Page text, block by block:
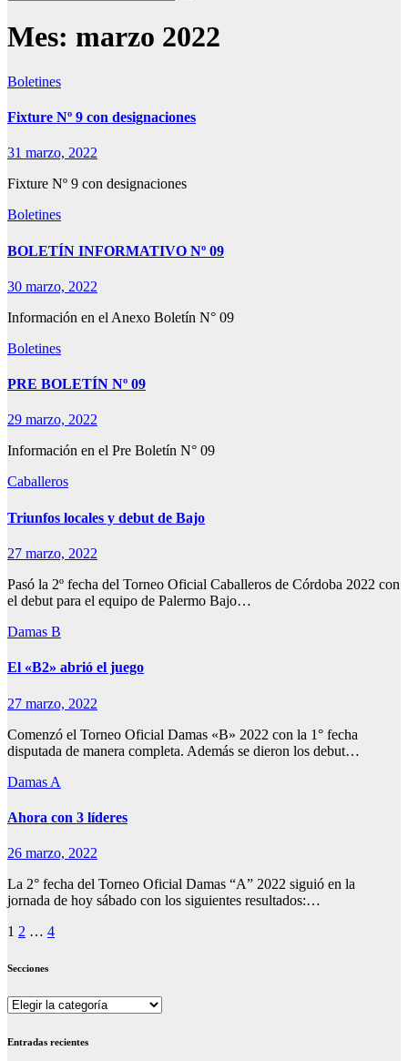
Mes: marzo 2022
Boletines
Fixture Nº 9 con designaciones
31 marzo, 2022
Fixture Nº 9 con designaciones
Boletines
BOLETÍN INFORMATIVO Nº 09
30 marzo, 2022
Información en el Anexo Boletín N° 09
Boletines
PRE BOLETÍN Nº 09
29 marzo, 2022
Información en el Pre Boletín N° 09
Caballeros
Triunfos locales y debut de Bajo
27 marzo, 2022
Pasó la 2º fecha del Torneo Oficial Caballeros de Córdoba 2022 con
el debut para el equipo de Palermo Bajo…
Damas B
El «B2» abrió el juego
27 marzo, 2022
Comenzó el Torneo Oficial Damas «B» 2022 con la 1° fecha
disputada de manera completa. Además se dieron los debut…
Damas A
Ahora con 3 líderes
26 marzo, 2022
La 2° fecha del Torneo Oficial Damas “A” 2022 siguió en la
jornada de hoy sábado con los siguientes resultados:…
Paginación
de
1 2 … 4
Secciones
Secciones
Entradas recientes